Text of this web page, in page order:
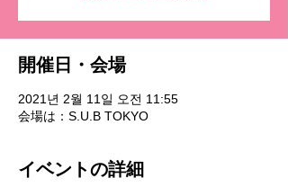
開催日・会場
2021년 2월 11일 오전 11:55
会場は：S.U.B TOKYO
イベントの詳細